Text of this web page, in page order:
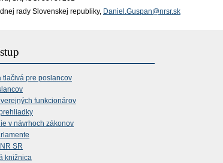
rady Slovenskej republiky, Daniel.Guspan@nrsr.sk
tlačivá pre poslancov
funkcionárov
v návrhoch zákonov
SR
knižnica